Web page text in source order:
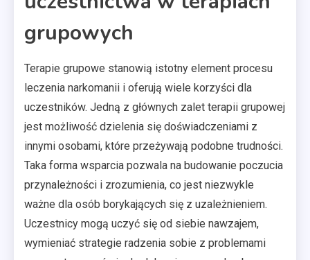
grupowych
Terapie grupowe stanowią istotny element procesu
leczenia narkomanii i oferują wiele korzyści dla
uczestników. Jedną z głównych zalet terapii grupowej
jest możliwość dzielenia się doświadczeniami z
innymi osobami, które przeżywają podobne trudności.
Taka forma wsparcia pozwala na budowanie poczucia
przynależności i zrozumienia, co jest niezwykle
ważne dla osób borykających się z uzależnieniem.
Uczestnicy mogą uczyć się od siebie nawzajem,
wymieniać strategie radzenia sobie z problemami